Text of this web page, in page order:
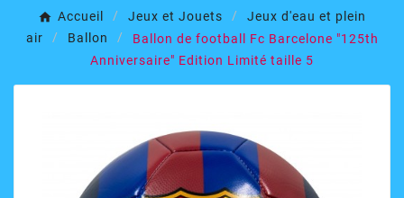
Accueil Jeux et Jouets
Jeux d'eau et plein
air
Ballon
Ballon de football Fc Barcelone "125th
Anniversaire" Edition Limité taille 5